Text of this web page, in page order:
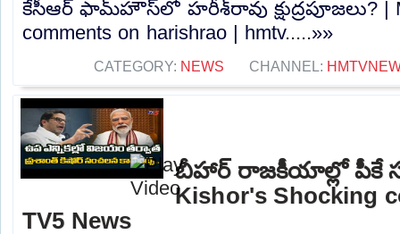
కేసీఆర్ ఫామ్‌హౌస్‌లో హరీశ్‌రావు క్షుద్రపూజలు? |
comments on harishrao | hmtv.....»»
CATEGORY: NEWS CHANNEL:
బీహార్ రాజకీయాల్లో పీకే
Kishor's Shocking
TV5 News